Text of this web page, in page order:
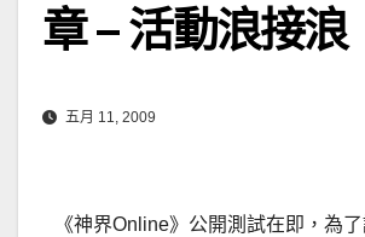
章 – 活動浪接浪
五月 11, 2009
《神界Online》公開測試在即，為